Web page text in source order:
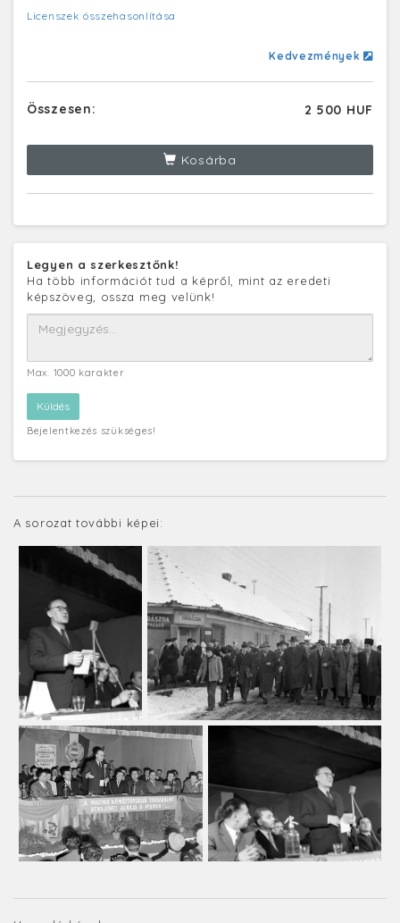
Licenszek összehasonlítása
Kedvezmények
Összesen: 2 500 HUF
Kosárba
Legyen a szerkesztőnk!
Ha több információt tud a képről, mint az eredeti
képszöveg, ossza meg velünk!
Max. 1000 karakter
Bejelentkezés szükséges!
A sorozat további képei: